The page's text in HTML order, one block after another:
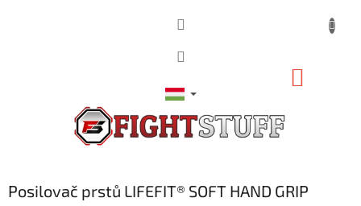
Posilovač prstů LIFEFIT® SOFT HAND GRIP